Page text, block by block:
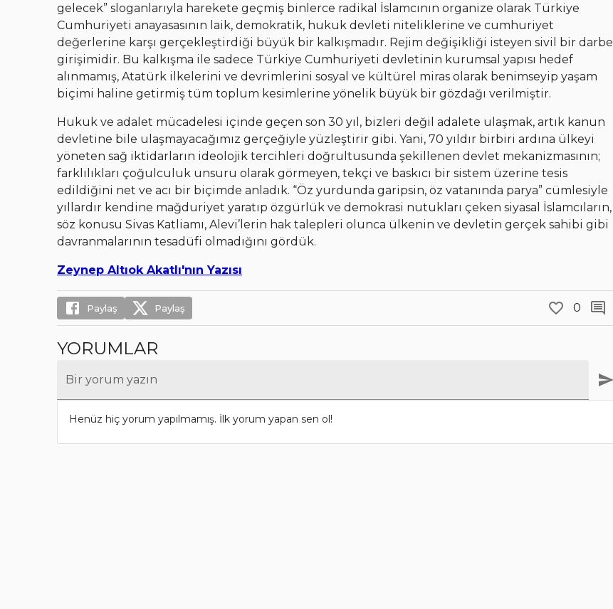
gelecek” sloganlarıyla harekete geçmiş binlerce radikal İslamcının organize olarak Türkiye
Cumhuriyeti anayasasının laik, demokratik, hukuk devleti niteliklerine ve cumhuriyet
değerlerine karşı gerçekleştirdiği büyük bir kalkışmadır. Rejim değişikliği isteyen sivil bir darbe
girişimidir. Bu kalkışma ile sadece Türkiye Cumhuriyeti devletinin kurumsal yapısı hedef
alınmamış, Atatürk ilkelerini ve devrimlerini sosyal ve kültürel miras olarak benimseyip yaşam
biçimi haline getirmiş tüm toplum kesimlerine yönelik büyük bir gözdağı verilmiştir.
Hukuk ve adalet mücadelesi içinde geçen son 30 yıl, bizleri değil adalete ulaşmak, artık kanun
devletine bile ulaşmayacağımız gerçeğiyle yüzleştirir gibi. Yani, 70 yıldır birbiri ardına ülkeyi
yöneten sağ iktidarların ideolojik tercihleri doğrultusunda şekillenen devlet mekanizmasının;
farklılıkları çoğulculuk unsuru olarak görmeyen, tekçi ve baskıcı bir sistem üzerine tesis
edildiğini net ve acı bir biçimde anladık. “Öz yurdunda garipsin, öz vatanında parya” cümlesiyle
yıllardır kendine mağduriyet yaratıp özgürlük ve demokrasi nutukları çeken siyasal İslamcıların,
söz konusu Sivas Katliamı, Alevi’lerin hak talepleri olunca ülkenin ve devletin gerçek sahibi gibi
davranmalarının tesadüfi olmadığını gördük.
Zeynep Altıok Akatlı'nın Yazısı
Paylaş Paylaş 0
YORUMLAR
Bir yorum yazın
Henüz hiç yorum yapılmamış. İlk yorum yapan sen ol!